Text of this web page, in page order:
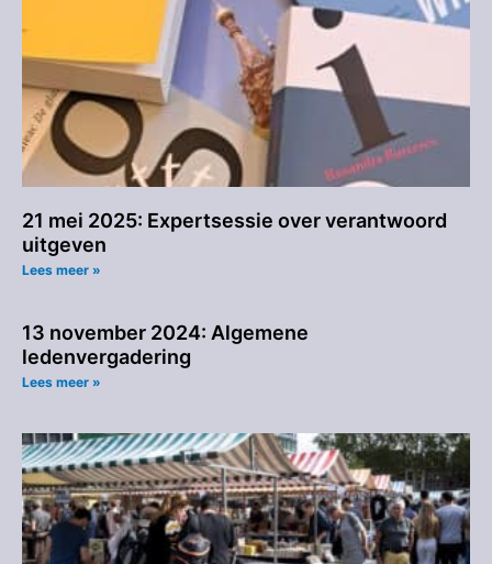
21 mei 2025: Expertsessie over verantwoord
uitgeven
Lees meer »
13 november 2024: Algemene
ledenvergadering
Lees meer »